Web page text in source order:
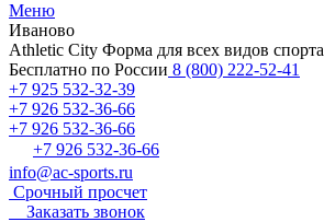
Меню
Иваново
Athletic City Форма для всех видов спорта
Бесплатно по России 8 (800) 222-52-41
+7 925 532-32-39
+7 926 532-36-66
+7 926 532-36-66
+7 926 532-36-66
info@ac-sports.ru
Срочный просчет
Заказать звонок